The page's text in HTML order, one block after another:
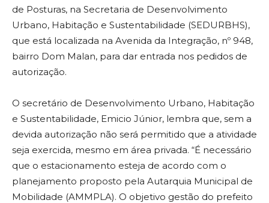
de Posturas, na Secretaria de Desenvolvimento
Urbano, Habitação e Sustentabilidade (SEDURBHS),
que está localizada na Avenida da Integração, nº 948,
bairro Dom Malan, para dar entrada nos pedidos de
autorização.
O secretário de Desenvolvimento Urbano, Habitação
e Sustentabilidade, Emicio Júnior, lembra que, sem a
devida autorização não será permitido que a atividade
seja exercida, mesmo em área privada. “É necessário
que o estacionamento esteja de acordo com o
planejamento proposto pela Autarquia Municipal de
Mobilidade (AMMPLA). O objetivo gestão do prefeito